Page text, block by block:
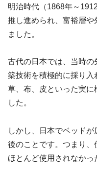
明治時代（1868年～
推し進められ、富裕層や
ました。
古代の日本では、当時
築技術を積極的に採り入
草、布、皮といった実に
した。
しかし、日本でベッド
後のことです。つまり、
ほとんど使用されなかっ